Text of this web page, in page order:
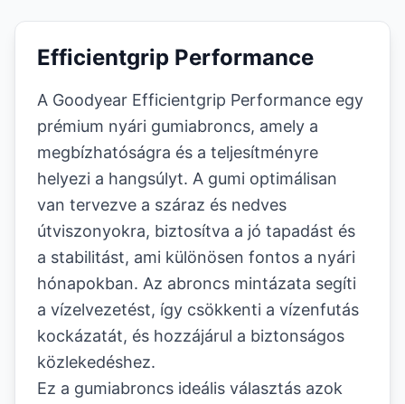
Efficientgrip Performance
A Goodyear Efficientgrip Performance egy
prémium nyári gumiabroncs, amely a
megbízhatóságra és a teljesítményre
helyezi a hangsúlyt. A gumi optimálisan
van tervezve a száraz és nedves
útviszonyokra, biztosítva a jó tapadást és
a stabilitást, ami különösen fontos a nyári
hónapokban. Az abroncs mintázata segíti
a vízelvezetést, így csökkenti a vízenfutás
kockázatát, és hozzájárul a biztonságos
közlekedéshez.
Ez a gumiabroncs ideális választás azok